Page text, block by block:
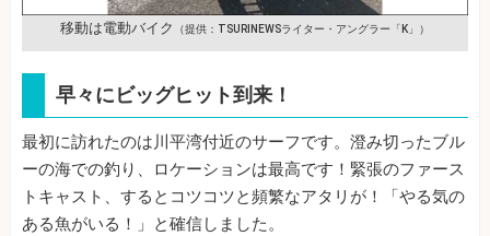
移動は電動バイク （提供：TSURINEWSライター・アングラー「K」）
早々にビッグヒット到来！
最初に訪れたのは川平湾付近のサーフです。澄み切ったブル
ーの海での釣り、ロケーションは最高です！緊張のファース
トキャスト、するとコツコツと頻繁なアタリが！「やる気の
ある魚がいる！」と確信しました。